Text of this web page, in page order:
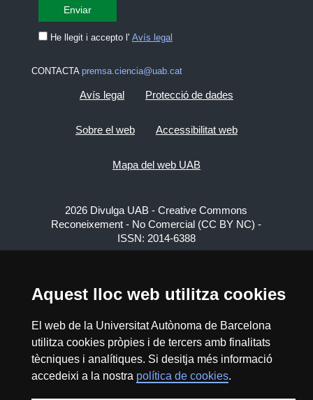
Aquest lloc web utilitza cookies
El web de la Universitat Autònoma de Barcelona
utilitza cookies pròpies i de tercers amb finalitats
tècniques i analítiques. Si desitja més informació
accedeixi a la nostra política de cookies.
He llegit i accepto l' Avís legal
CONTACTA premsa.ciencia@uab.cat
Avís legal Protecció de dades
Sobre el web Accessibilitat web
Mapa del web UAB
2026 Divulga UAB - Creative Commons
Reconeixement - No Comercial (CC BY NC) -
ISSN: 2014-6388